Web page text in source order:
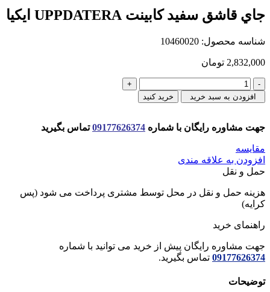
جاي قاشق سفيد كابينت UPPDATERA ايكيا
شناسه محصول: 10460020
2,832,000 تومان
جاي
قاشق
سفيد
UPPDATERA
عدد
افزودن به سبد خرید خرید کنید
جهت مشاوره رایگان با شماره 09177626374تماس بگیرید
مقایسه
افزودن به علاقه مندی
حمل و نقل
هزینه حمل و نقل در محل توسط مشتری پرداخت می شود (پس
کرایه)
راهنمای خرید
جهت مشاوره رایگان پیش از خرید می توانید با شماره
09177626374 تماس بگیرید.
توضیحات